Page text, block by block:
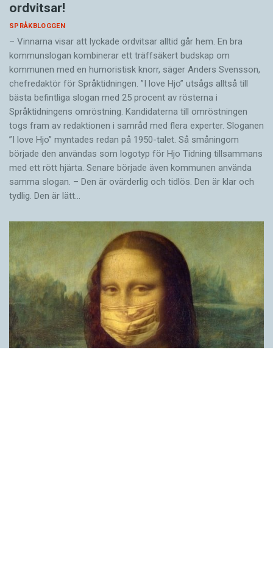
ordvitsar!
SPRÅKBLOGGEN
– Vinnarna visar att lyckade ordvitsar alltid går hem. En bra
kommunslogan kombinerar ett träffsäkert budskap om
kommunen med en humoristisk knorr, säger Anders Svensson,
chefredaktör för Språktidningen. ”I love Hjo” utsågs alltså till
bästa befintliga slogan med 25 procent av rösterna i
Språktidningens omröstning. Kandidaterna till omröstningen
togs fram av redaktionen i samråd med flera experter. Sloganen
”I love Hjo” myntades redan på 1950-talet. Så småningom
började den användas som logotyp för Hjo Tidning tillsammans
med ett rött hjärta. Senare började även kommunen använda
samma slogan. – Den är ovärderlig och tidlös. Den är klar och
tydlig. Den är lätt…